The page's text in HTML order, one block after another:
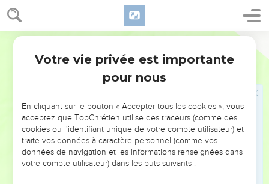
2 Chroniques 15
Ils prirent l'engagement de chercher l'Eternel, le Dieu de
leurs ancêtres, de tout leur cœur et de toute leur âme.
Si quelqu’un ne cherchait pas l'Eternel, le Dieu d'Israël, il
devait être mis à mort, quel qu’il soit, petit ou grand, homme
Ils prêtèrent serment envers l'Eternel à voix haute, avec
des cris de joie et au son des trompettes et des cors.
Tous les Judéens se réjouirent de ce serment, car ils
avaient juré de tout leur cœur ; ils avaient cherché l'Eternel
de leur plein gré et ils l'avaient trouvé. Et l'Eternel leur donna
du repos de tous côtés.
Votre vie privée est importante
pour nous
En cliquant sur le bouton « Accepter tous les cookies », vous
acceptez que TopChrétien utilise des traceurs (comme des
cookies ou l'identifiant unique de votre compte utilisateur) et
traite vos données à caractère personnel (comme vos
données de navigation et les informations renseignées dans
votre compte utilisateur) dans les buts suivants :